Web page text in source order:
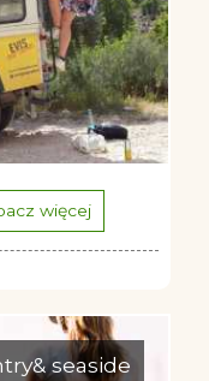
więcej
seaside